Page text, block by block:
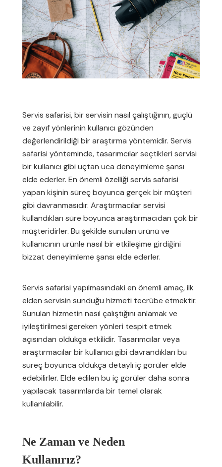
Servis safarisi, bir servisin nasıl çalıştığının, güçlü
ve zayıf yönlerinin kullanıcı gözünden
değerlendirildiği bir araştırma yöntemidir. Servis
safarisi yönteminde, tasarımcılar seçtikleri servisi
bir kullanıcı gibi uçtan uca deneyimleme şansı
elde ederler. En önemli özelliği servis safarisi
yapan kişinin süreç boyunca gerçek bir müşteri
gibi davranmasıdır. Araştırmacılar servisi
kullandıkları süre boyunca araştırmacıdan çok bir
müşteridirler. Bu şekilde sunulan ürünü ve
kullanıcının ürünle nasıl bir etkileşime girdiğini
bizzat deneyimleme şansı elde ederler.
Servis safarisi yapılmasındaki en önemli amaç, ilk
elden servisin sunduğu hizmeti tecrübe etmektir.
Sunulan hizmetin nasıl çalıştığını anlamak ve
iyileştirilmesi gereken yönleri tespit etmek
açısından oldukça etkilidir. Tasarımcılar veya
araştırmacılar bir kullanıcı gibi davrandıkları bu
süreç boyunca oldukça detaylı iç görüler elde
edebilirler. Elde edilen bu iç görüler daha sonra
yapılacak tasarımlarda bir temel olarak
kullanılabilir.
Ne Zaman ve Neden
Kullanırız?